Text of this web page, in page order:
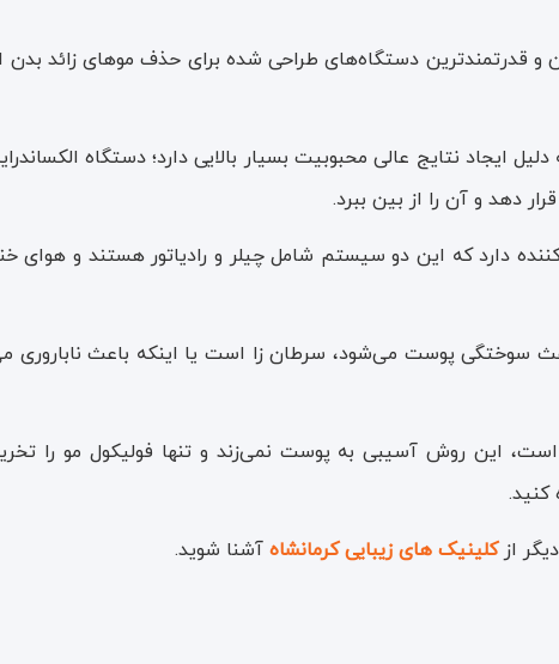
و قدرتمندترین دستگاه‌های طراحی شده برای حذف موهای زائد
دارد که این دو سیستم شامل چیلر و رادیاتور هستند و هوای
باعث سوختگی پوست می‌شود، سرطان زا است یا اینکه باعث
این روش آسیبی به پوست نمی‌زند و تنها فولیکول مو را
کنید.
ازکلینیک های زیبایی کرمانشاه آشنا شوید.